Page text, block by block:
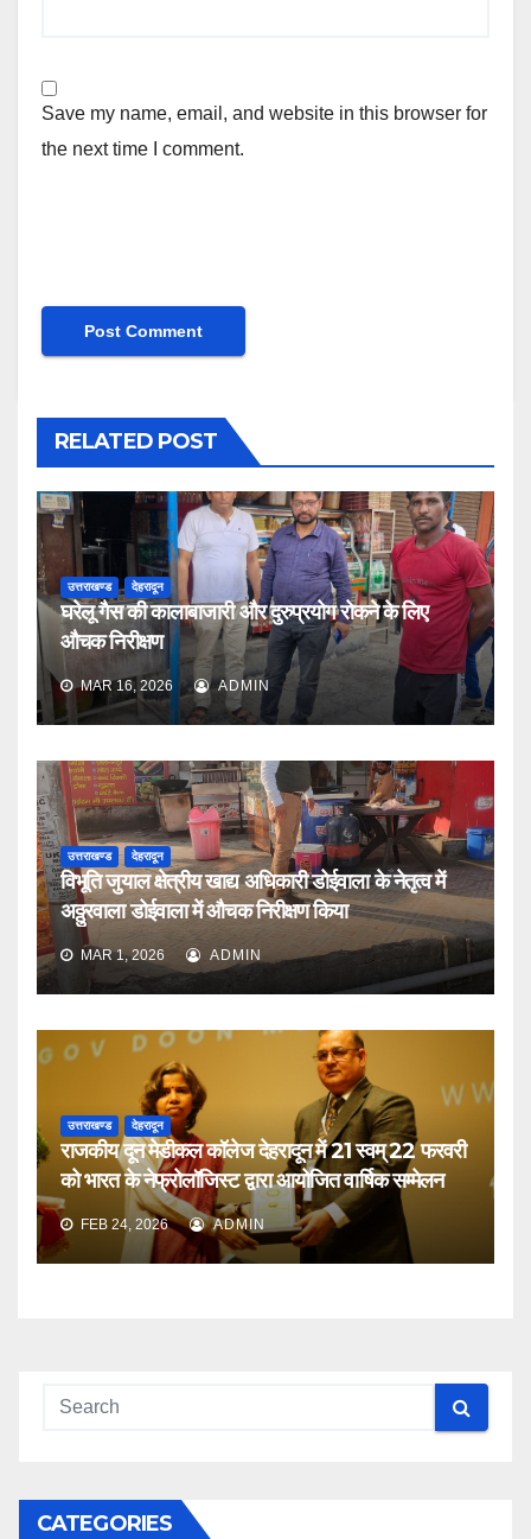
Save my name, email, and website in this browser for
the next time I comment.
RELATED POST
उत्तराखण्ड देहरादून
घरेलू गैस की कालाबाजारी और दुरुप्रयोग रोकने के लिए
औचक निरीक्षण
MAR 16, 2026 ADMIN
उत्तराखण्ड देहरादून
विभूति जुयाल क्षेत्रीय खाद्य अधिकारी डोईवाला के नेतृत्व में
अठ्ठुरवाला डोईवाला में औचक निरीक्षण किया
MAR 1, 2026 ADMIN
उत्तराखण्ड देहरादून
राजकीय दून मेडीकल कॉलेज देहरादून में 21 स्वम् 22 फरवरी
को भारत के नेफ्रोलॉजिस्ट द्वारा आयोजित वार्षिक सम्मेलन
FEB 24, 2026 ADMIN
CATEGORIES